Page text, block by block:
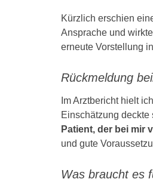
Kürzlich erschien
Ansprache und
erneute Vorstellung
Rückmeldung
Im Arztbericht hielt
Einschätzung
Patient, der bei mir
und gute
Was braucht es